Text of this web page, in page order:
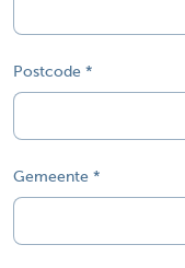
Postcode
Gemeente